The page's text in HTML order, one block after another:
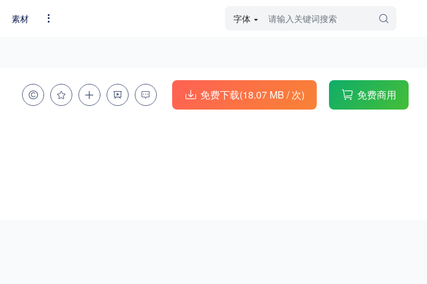
BIG5 SHIFT-JIS 硬笔手写 毛笔飞白 粉笔勾绘 个性书体
素材 字体
免费下载(18.07 MB /次) 免费商用